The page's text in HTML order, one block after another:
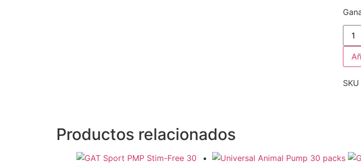
SKU
Productos relacionados